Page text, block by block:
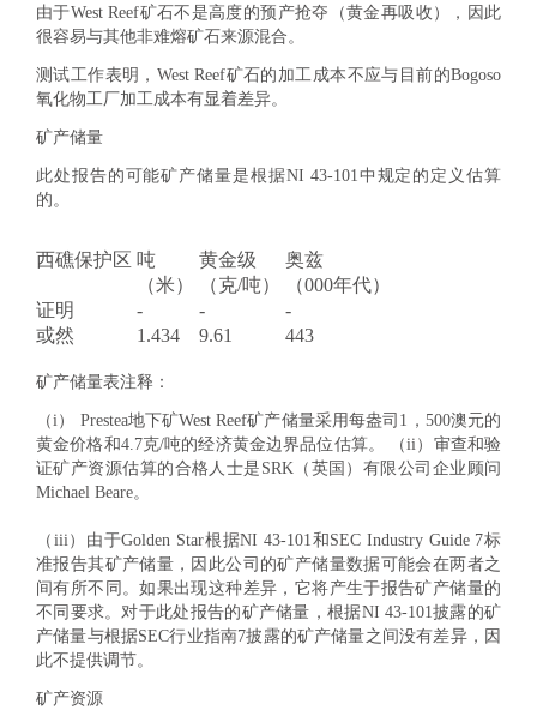
由于West Reef矿石不是高度的预产抢夺（黄金再吸收），因此
很容易与其他非难熔矿石来源混合。
测试工作表明，West Reef矿石的加工成本不应与目前的Bogoso
氧化物工厂加工成本有显着差异。
矿产储量
此处报告的可能矿产储量是根据NI 43-101中规定的定义估算
的。
西礁保护区 吨 黄金级
奥兹
（米）
（克/吨）
（000年代）
证明
- -
-
或然
1.434 9.61 443
矿产储量表注释：
（i） Prestea地下矿West Reef矿产储量采用每盎司1，500澳元的
黄金价格和4.7克/吨的经济黄金边界品位估算。 （ii）审查和验
证矿产资源估算的合格人士是SRK（英国）有限公司企业顾问
Michael Beare。
（iii）由于Golden Star根据NI 43-101和SEC Industry Guide 7标
准报告其矿产储量，因此公司的矿产储量数据可能会在两者之
间有所不同。如果出现这种差异，它将产生于报告矿产储量的
不同要求。对于此处报告的矿产储量，根据NI 43-101披露的矿
产储量与根据SEC行业指南7披露的矿产储量之间没有差异，因
此不提供调节。
矿产资源